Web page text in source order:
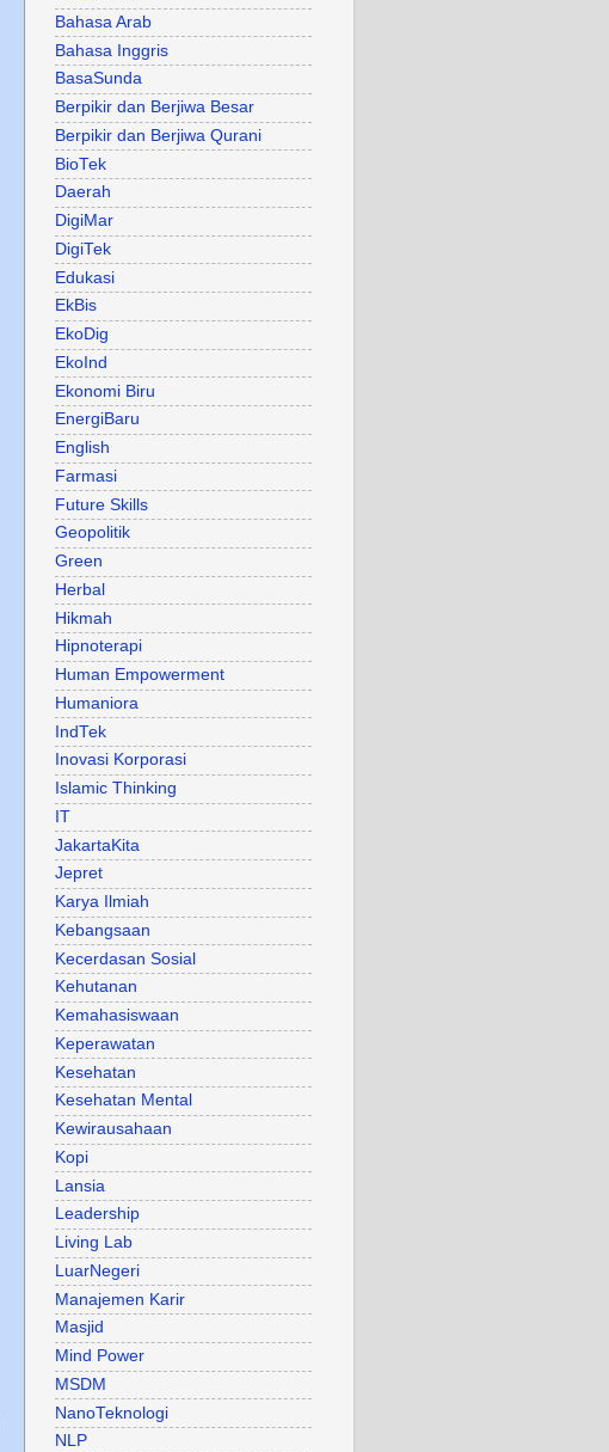
Bahasa Arab
Bahasa Inggris
BasaSunda
Berpikir dan Berjiwa Besar
Berpikir dan Berjiwa Qurani
BioTek
Daerah
DigiMar
DigiTek
Edukasi
EkBis
EkoDig
EkoInd
Ekonomi Biru
EnergiBaru
English
Farmasi
Future Skills
Geopolitik
Green
Herbal
Hikmah
Hipnoterapi
Human Empowerment
Humaniora
IndTek
Inovasi Korporasi
Islamic Thinking
IT
JakartaKita
Jepret
Karya Ilmiah
Kebangsaan
Kecerdasan Sosial
Kehutanan
Kemahasiswaan
Keperawatan
Kesehatan
Kesehatan Mental
Kewirausahaan
Kopi
Lansia
Leadership
Living Lab
LuarNegeri
Manajemen Karir
Masjid
Mind Power
MSDM
NanoTeknologi
NLP